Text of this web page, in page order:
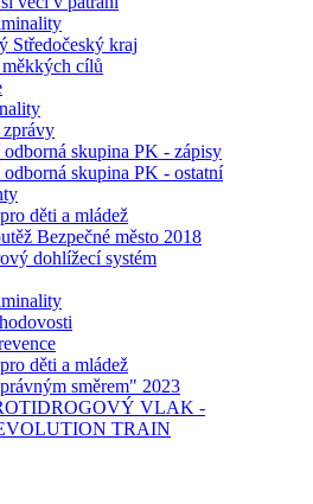
Středočeský kraj
cílů
odborná skupina PK - zápisy
skupina PK - ostatní
děti a mládež
Bezpečné město 2018
dohlížecí systém
děti a mládež
směrem" 2023
VLAK -
TRAIN